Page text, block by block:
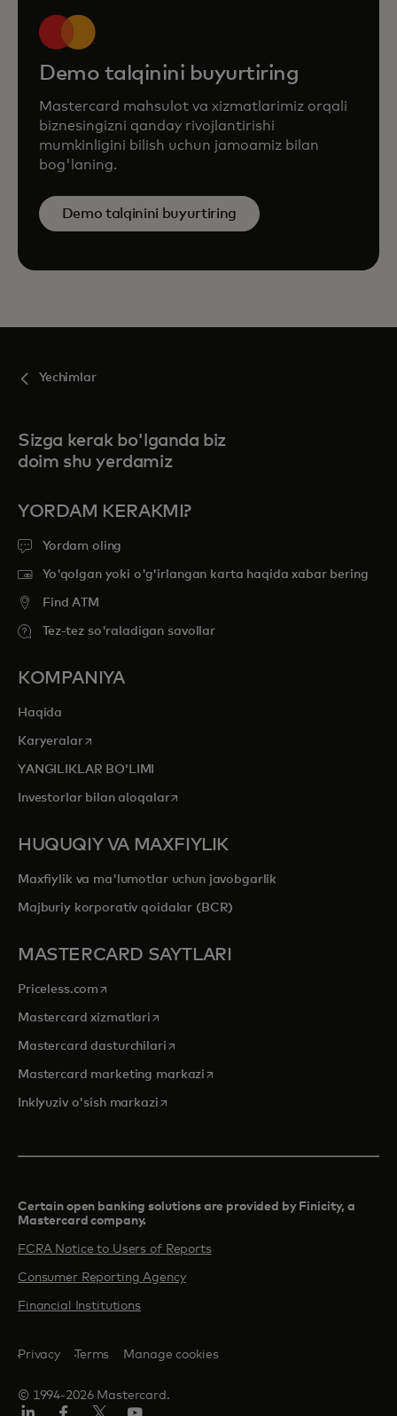
Demo talqinini buyurtiring
Mastercard mahsulot va xizmatlarimiz orqali
biznesingizni qanday rivojlantirishi
mumkinligini bilish uchun jamoamiz bilan
bog'laning.
Demo talqinini buyurtiring
Yechimlar
Sizga kerak bo'lganda biz
doim shu yerdamiz
YORDAM KERAKMI?
Yordam oling
Yo'qolgan yoki o'g'irlangan karta haqida xabar bering
Find ATM
Tez-tez so'raladigan savollar
KOMPANIYA
Haqida
Karyeralaropens in a new tab
YANGILIKLAR BOʻLIMI
Investorlar bilan aloqalaropens in a new tab
HUQUQIY VA MAXFIYLIK
Maxfiylik va ma'lumotlar uchun javobgarlik
Majburiy korporativ qoidalar (BCR)
MASTERCARD SAYTLARI
Priceless.com opens in a new tab
Mastercard xizmatlari opens in a new tab
Mastercard dasturchilariopens in a new tab
Mastercard marketing markazi opens in a new tab
Inklyuziv o'sish markaziopens in a new tab
Certain open banking solutions are provided by Finicity, a
Mastercard company.​
FCRA Notice to Users of Reports
Consumer Reporting Agency
Financial Institutions
© 1994-2026 Mastercard.
Privacy Terms Manage cookies